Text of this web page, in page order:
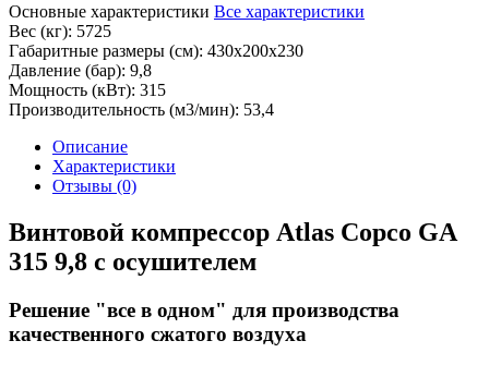
Основные характеристики Все характеристики
Вес (кг): 5725
Габаритные размеры (см): 430х200х230
Давление (бар): 9,8
Мощность (кВт): 315
Производительность (м3/мин): 53,4
Описание
Характеристики
Отзывы (0)
Винтовой компрессор Atlas Copco GA
315 9,8 с осушителем
Решение "все в одном" для производства
качественного сжатого воздуха